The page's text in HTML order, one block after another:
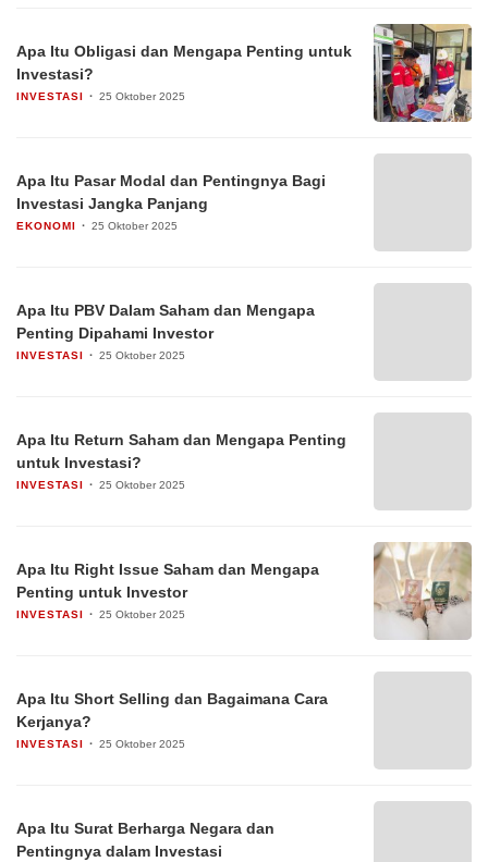
Apa Itu Obligasi dan Mengapa Penting untuk
Investasi?
INVESTASI 25 Oktober 2025
Apa Itu Pasar Modal dan Pentingnya Bagi
Investasi Jangka Panjang
EKONOMI 25 Oktober 2025
Apa Itu PBV Dalam Saham dan Mengapa
Penting Dipahami Investor
INVESTASI 25 Oktober 2025
Apa Itu Return Saham dan Mengapa Penting
untuk Investasi?
INVESTASI 25 Oktober 2025
Apa Itu Right Issue Saham dan Mengapa
Penting untuk Investor
INVESTASI 25 Oktober 2025
Apa Itu Short Selling dan Bagaimana Cara
Kerjanya?
INVESTASI 25 Oktober 2025
Apa Itu Surat Berharga Negara dan
Pentingnya dalam Investasi